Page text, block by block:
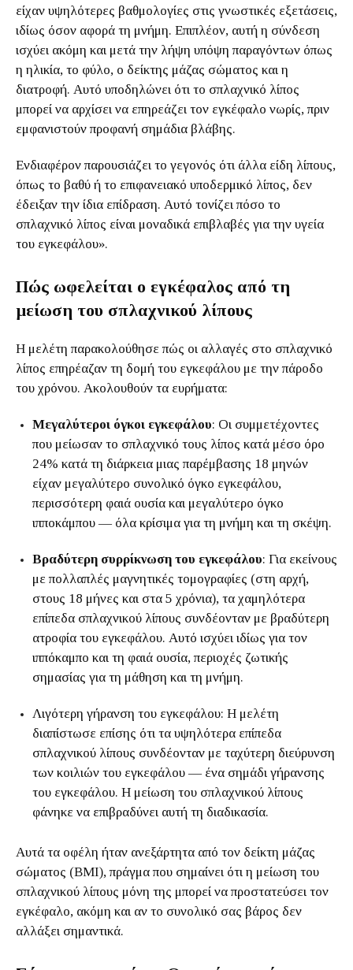
είχαν υψηλότερες βαθμολογίες στις γνωστικές εξετάσεις,
ιδίως όσον αφορά τη μνήμη. Επιπλέον, αυτή η σύνδεση
ισχύει ακόμη και μετά την λήψη υπόψη παραγόντων όπως
η ηλικία, το φύλο, ο δείκτης μάζας σώματος και η
διατροφή. Αυτό υποδηλώνει ότι το σπλαχνικό λίπος
μπορεί να αρχίσει να επηρεάζει τον εγκέφαλο νωρίς, πριν
εμφανιστούν προφανή σημάδια βλάβης.
Ενδιαφέρον παρουσιάζει το γεγονός ότι άλλα είδη λίπους,
όπως το βαθύ ή το επιφανειακό υποδερμικό λίπος, δεν
έδειξαν την ίδια επίδραση. Αυτό τονίζει πόσο το
σπλαχνικό λίπος είναι μοναδικά επιβλαβές για την υγεία
του εγκεφάλου».
Πώς ωφελείται ο εγκέφαλος από τη
μείωση του σπλαχνικού λίπους
Η μελέτη παρακολούθησε πώς οι αλλαγές στο σπλαχνικό
λίπος επηρέαζαν τη δομή του εγκεφάλου με την πάροδο
του χρόνου. Ακολουθούν τα ευρήματα:
Μεγαλύτεροι όγκοι εγκεφάλου: Οι συμμετέχοντες
που μείωσαν το σπλαχνικό τους λίπος κατά μέσο όρο
24% κατά τη διάρκεια μιας παρέμβασης 18 μηνών
είχαν μεγαλύτερο συνολικό όγκο εγκεφάλου,
περισσότερη φαιά ουσία και μεγαλύτερο όγκο
ιπποκάμπου — όλα κρίσιμα για τη μνήμη και τη σκέψη.
Βραδύτερη συρρίκνωση του εγκεφάλου: Για εκείνους
με πολλαπλές μαγνητικές τομογραφίες (στη αρχή,
στους 18 μήνες και στα 5 χρόνια), τα χαμηλότερα
επίπεδα σπλαχνικού λίπους συνδέονταν με βραδύτερη
ατροφία του εγκεφάλου. Αυτό ισχύει ιδίως για τον
ιππόκαμπο και τη φαιά ουσία, περιοχές ζωτικής
σημασίας για τη μάθηση και τη μνήμη.
Λιγότερη γήρανση του εγκεφάλου: Η μελέτη
διαπίστωσε επίσης ότι τα υψηλότερα επίπεδα
σπλαχνικού λίπους συνδέονταν με ταχύτερη διεύρυνση
των κοιλιών του εγκεφάλου — ένα σημάδι γήρανσης
του εγκεφάλου. Η μείωση του σπλαχνικού λίπους
φάνηκε να επιβραδύνει αυτή τη διαδικασία.
Αυτά τα οφέλη ήταν ανεξάρτητα από τον δείκτη μάζας
σώματος (BMI), πράγμα που σημαίνει ότι η μείωση του
σπλαχνικού λίπους μόνη της μπορεί να προστατεύσει τον
εγκέφαλο, ακόμη και αν το συνολικό σας βάρος δεν
αλλάξει σημαντικά.